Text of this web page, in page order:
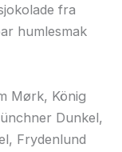
fra
humlesmak
Mørk, König
Dunkel,
Frydenlund